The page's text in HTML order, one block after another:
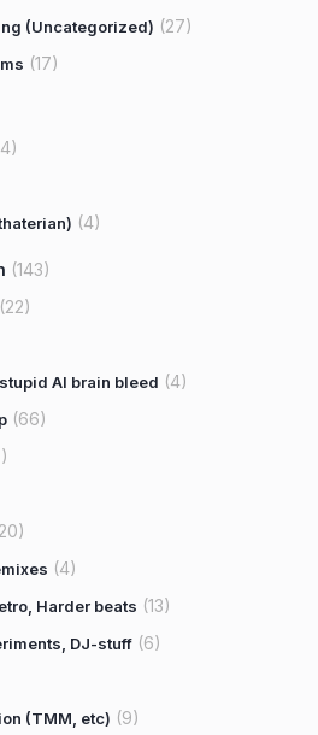
(Uncategorized) (27)
(17)
(4)
(143)
(22)
AI brain bleed (4)
(66)
(4)
Harder beats (13)
DJ-stuff (6)
(TMM, etc) (9)